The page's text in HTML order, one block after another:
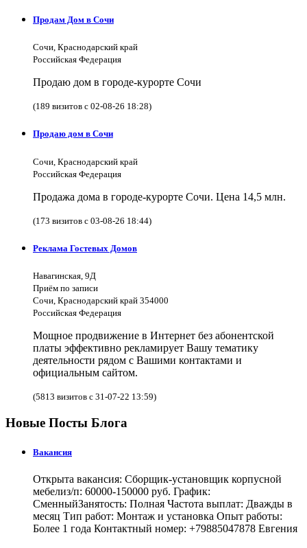
Продам Дом в Сочи
Сочи, Краснодарский край
Российская Федерация
Продаю дом в городе-курорте Сочи
(189 визитов с 02-08-26 18:28)
Продаю дом в Сочи
Сочи, Краснодарский край
Российская Федерация
Продажа дома в городе-курорте Сочи. Цена 14,5 млн.
(173 визитов с 03-08-26 18:44)
Реклама Гостевых Домов
Навагинская, 9Д
Приём по записи
Сочи, Краснодарский край 354000
Российская Федерация
Мощное продвижение в Интернет без абонентской
платы эффективно рекламирует Вашу тематику
деятельности рядом с Вашими контактами и
официальным сайтом.
(5813 визитов с 31-07-22 13:59)
Новые Посты Блога
Вакансия
Открыта вакансия: Сборщик-установщик корпусной
мебелиз/п: 60000-150000 руб. График:
СменныйЗанятость: Полная Частота выплат: Дважды в
месяц Тип работ: Монтаж и установка Опыт работы:
Более 1 года Контактный номер: +79885047878 Евгения